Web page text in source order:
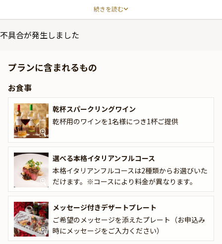
きをゆったりとお楽しみください。
ので、お好みに合わせてお選びいただけます。
トプレート＋乾杯スパークリングワイン（￥9,880/名）
鮮やかな前菜の盛り合わせから始まり、旬の野菜を使ったパスタや
国産牛など、シェフが厳選した旬の食材をふんだんに使用したイタ
リア料理の真髄をご堪能いただけます。贅沢なひとときを過ごした
い方に最適なディナーコースです。
②魚料理＆肉料理のWメインを贅沢に堪能する全6品＋メッセージ
付デザートプレート＋乾杯スパークリングワイン（￥11,380/名）
前菜やパスタに続き、魚料理と肉料理という贅沢なWメインをお楽
しみいただけます。シェフが厳選した旬の食材をふんだんに使用
し、五感を満たすイタリアンコースをご堪能ください。特別な夜を
より豪華に彩りたい方にぴったりのコースです。
最後には、メッセージ付きのデザートプレートでサプライズを演出
し、大切な記念日をさらに彩ります。心温まるおもてなしととも
続きを読む
不具合が発生しました
プランに含まれるもの
お食事
乾杯スパークリングワイン
乾杯用のワインを1名様につき1杯ご提供
選べる本格イタリアンフルコース
本格イタリアンフルコースは2種類からお選びいた
だけます。※コースにより料金が異なります。
メッセージ付きデザートプレート
ご希望のメッセージを添えたプレート（お申込み
時にメッセージをご入力ください）